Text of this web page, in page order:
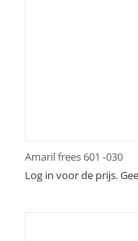
Amaril frees 601 -030
Log in voor de prijs.